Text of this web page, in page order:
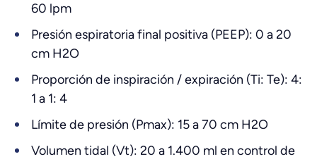
60 lpm
Presión espiratoria final positiva (PEEP): 0 a 20
cm H2O
Proporción de inspiración / expiración (Ti: Te): 4:
1 a 1: 4
Límite de presión (Pmax): 15 a 70 cm H2O
Volumen tidal (Vt): 20 a 1.400 ml en control de